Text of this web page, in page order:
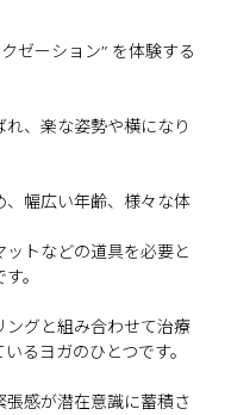
ゼーション" を体験する
、楽な姿勢や横になり
幅広い年齢、様々な体
トなどの道具を必要と
。
ングと組み合わせて治療
るヨガのひとつです。
感が潜在意識に蓄積さ